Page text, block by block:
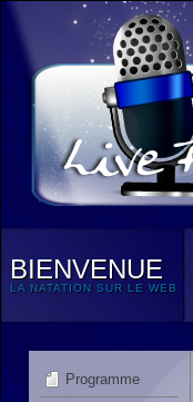
BIENVENUE
LA NATATION SUR LE WEB
Programme